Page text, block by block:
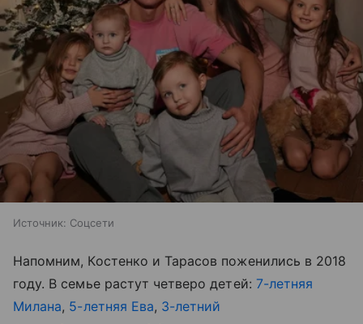
Источник: Соцсети
Напомним, Костенко и Тарасов поженились в 2018
году. В семье растут четверо детей: 7-летняя
Милана, 5-летняя Ева, 3-летний